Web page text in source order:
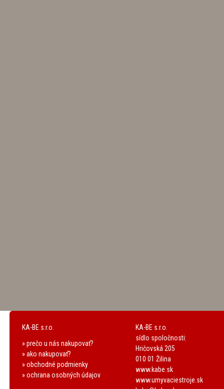
KA-BE s.r.o.
» prečo u nás nakupovať?
» ako nakupovať?
» obchodné podmienky
» ochrana osobných údajov
KA-BE s.r.o.
sídlo spoločnosti:
Hričovská 205
010 01 Žilina
www.kabe.sk
www.umyvaciestroje.sk